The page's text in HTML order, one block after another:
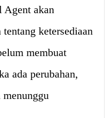
Agent akan
ketersediaan
membuat
ada perubahan,